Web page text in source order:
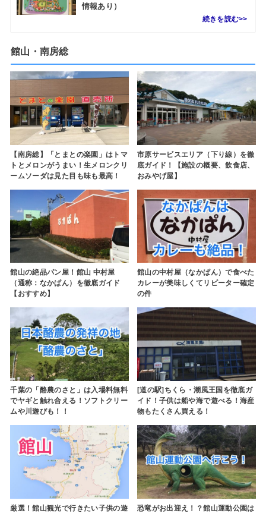
情報あり）
館山・南房総
【南房総】「とまとの楽園」はトマ
トとメロンがうまい！生メロンクリ
ームソーダは見た目も味も最高！
市原サービスエリア（下り線）を徹
底ガイド！【施設の概要、飲食店、
おみやげ屋】
館山の絶品パン屋！館山 中村屋
（通称：なかぱん）を徹底ガイド
【おすすめ】
館山の中村屋（なかぱん）で食べた
カレーが美味しくてリピーター確定
の件
千葉の「酪農のさと」は入場料無料
でヤギと触れ合える！ソフトクリー
ムや川遊びも！！
[道の駅]ちくら・潮風王国を徹底ガ
イド！子供は船や海で遊べる！海産
物もたくさん買える！
厳選！館山観光で行きたい子供の遊
恐竜がお出迎え！？館山運動公園は